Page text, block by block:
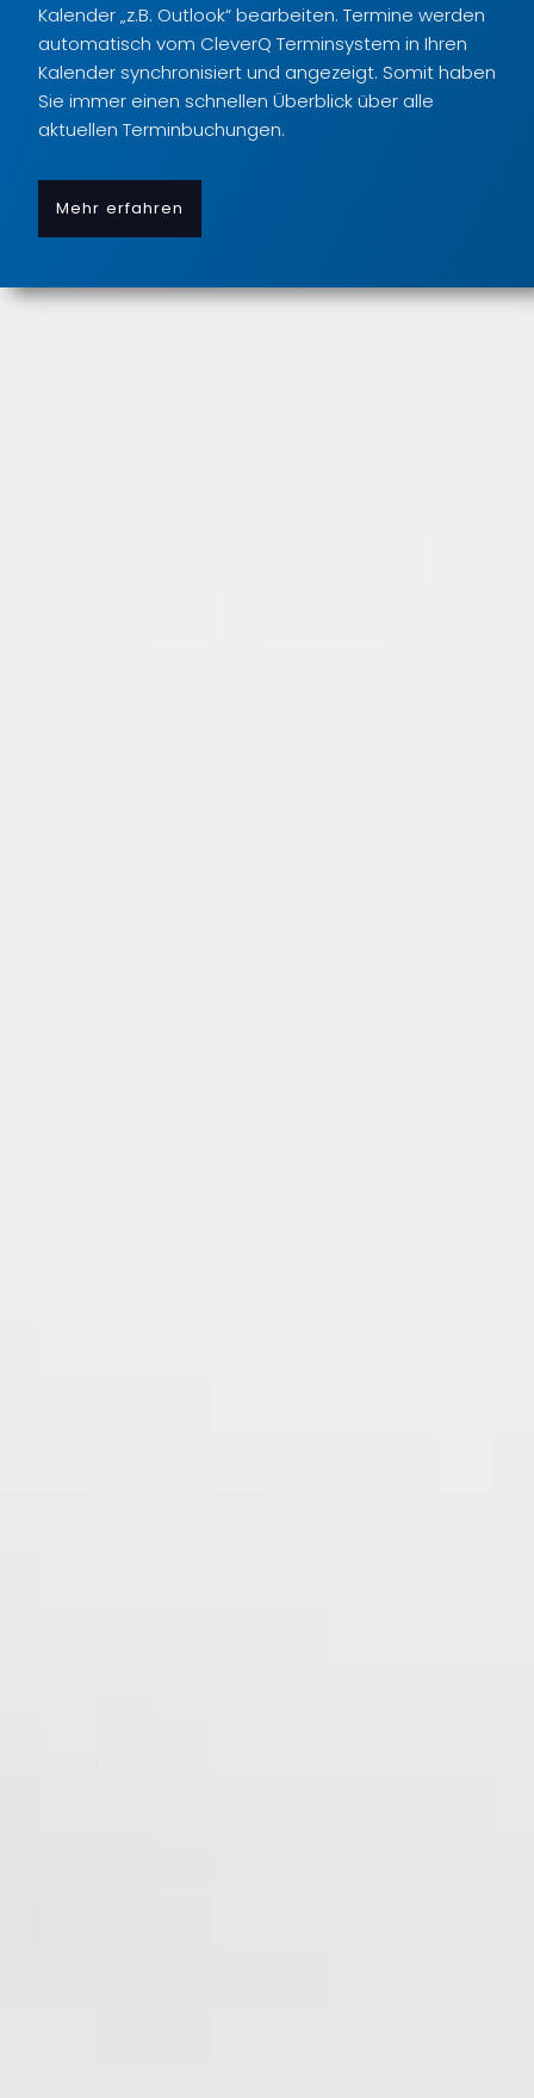
Kalender „z.B. Outlook“ bearbeiten. Termine werden
automatisch vom CleverQ Terminsystem in Ihren
Kalender synchronisiert und angezeigt. Somit haben
Sie immer einen schnellen Überblick über alle
aktuellen Terminbuchungen.
Mehr erfahren